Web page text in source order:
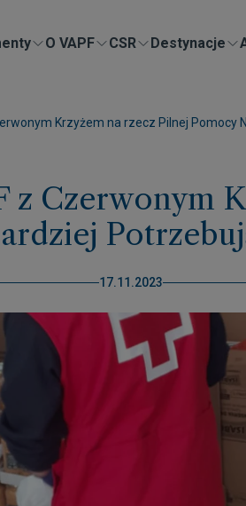
O VAPF CSR Destynacje
Krzyżem na rzecz Pilnej Pomocy
z Czerwonym
17.11.2023